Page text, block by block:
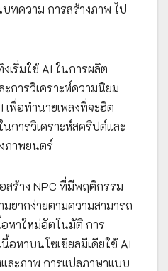
ทความ การสร้างภาพ ไป
เริ่มใช้ AI ในการผลิต
การวิเคราะห์ความนิยม
เพื่อทำนายเพลงที่จะฮิต
การวิเคราะห์สคริปต์และ
ภาพยนตร์
สร้าง NPC ที่มีพฤติกรรม
ยากง่ายตามความสามารถ
อหาใหม่อัตโนมัติ การ
อหาบนโซเชียลมีเดียใช้ AI
ละภาพ การแปลภาษาแบบ